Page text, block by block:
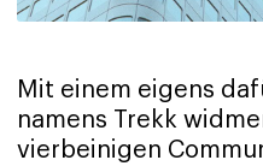
Mit einem eigens
namens Trekk
vierbeinigen